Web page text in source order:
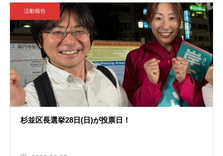
活動報告
杉並区長選挙28日(日)が投票日！